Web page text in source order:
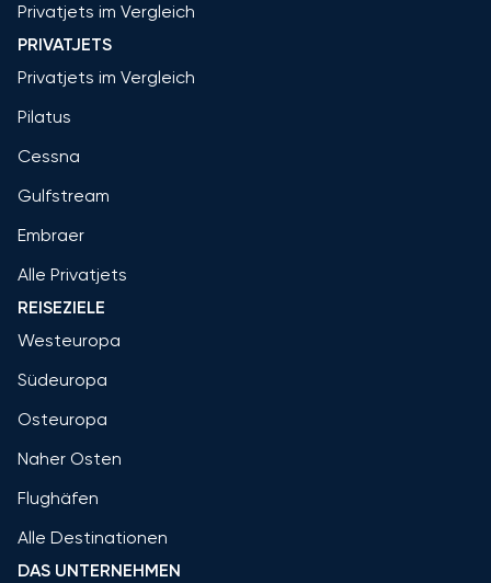
Privatjets im Vergleich
PRIVATJETS
Privatjets im Vergleich
Pilatus
Cessna
Gulfstream
Embraer
Alle Privatjets
REISEZIELE
Westeuropa
Südeuropa
Osteuropa
Naher Osten
Flughäfen
Alle Destinationen
DAS UNTERNEHMEN